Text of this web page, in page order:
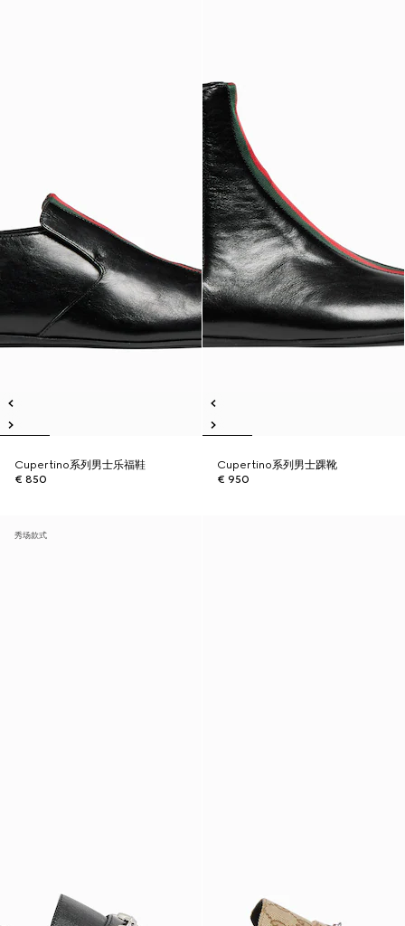
Cupertino系列男士乐福鞋
€ 850
Cupertino系列男士踝靴
€ 950
秀场款式